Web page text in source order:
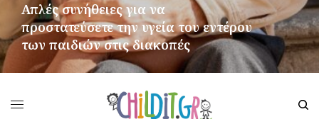
Απλές συνήθειες για να
προστατεύσετε την υγεία του εντέρου
των παιδιών στις διακοπές